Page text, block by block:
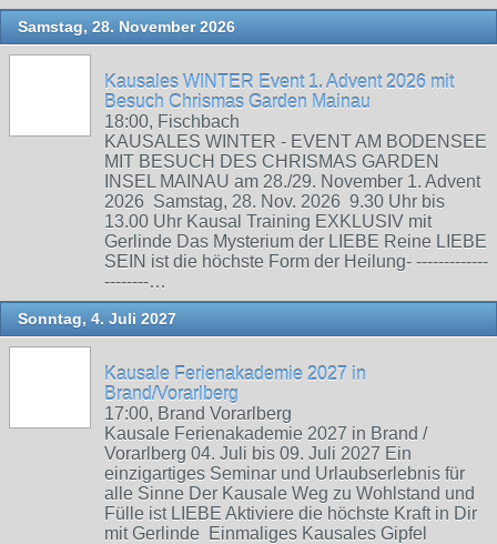
Samstag, 28. November 2026
Kausales WINTER Event 1. Advent 2026 mit
Besuch Chrismas Garden Mainau
18:00, Fischbach
KAUSALES WINTER - EVENT AM BODENSEE
MIT BESUCH DES CHRISMAS GARDEN
INSEL MAINAU am 28./29. November 1. Advent
2026 Samstag, 28. Nov. 2026 9.30 Uhr bis
13.00 Uhr Kausal Training EXKLUSIV mit
Gerlinde Das Mysterium der LIEBE Reine LIEBE
SEIN ist die höchste Form der Heilung- -------------
--------…
Sonntag, 4. Juli 2027
Kausale Ferienakademie 2027 in
Brand/Vorarlberg
17:00, Brand Vorarlberg
Kausale Ferienakademie 2027 in Brand /
Vorarlberg 04. Juli bis 09. Juli 2027 Ein
einzigartiges Seminar und Urlaubserlebnis für
alle Sinne Der Kausale Weg zu Wohlstand und
Fülle ist LIEBE Aktiviere die höchste Kraft in Dir
mit Gerlinde Einmaliges Kausales Gipfel